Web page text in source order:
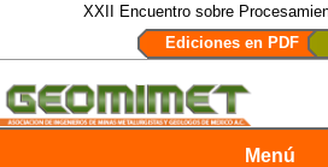
XXII Encuentro sobre
Ediciones en PDF
Menú